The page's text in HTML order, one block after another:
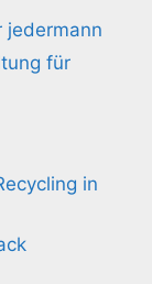
jedermann
für
in